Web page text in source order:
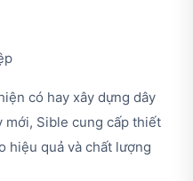
có hay xây dựng dây
mới, Sible cung cấp thiết
hiệu quả và chất lượng